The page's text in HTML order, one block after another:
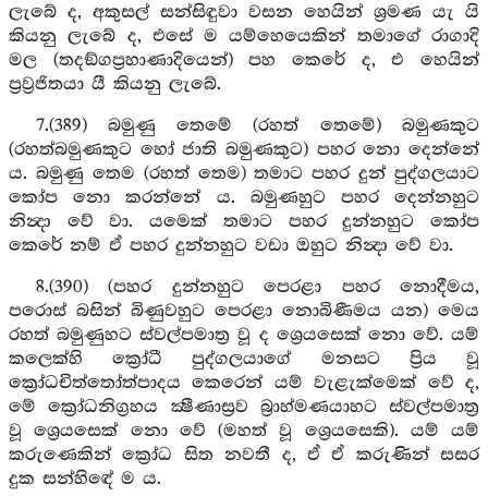
ලැබේ ද, අකුසල් සන්සිඳුවා වසන හෙයින් ශ්‍රමණ යැ යි
කියනු ලැබේ ද, එසේ ම යම්හෙයෙකින් තමාගේ රාගාදි
මල (තදඞ්ගප්‍රහාණාදියෙන්) පහ කෙරේ ද, එ හෙයින්
ප්‍රව්‍රජිතයා යී කියනු ලැබේ.
7.(389) බමුණු තෙමේ (රහත් තෙමේ) බමුණකුට
(රහත්බමුණකුට හෝ ජාති බමුණකුට) පහර නො දෙන්නේ
ය. බමුණු තෙම (රහත් තෙම) තමාට පහර දුන් පුද්ගලයාට
කෝප නො කරන්නේ ය. බමුණහුට පහර දෙන්නහුට
නින්‍දා වේ වා. යමෙක් තමාට පහර දුන්නහුට කෝප
කෙරේ නම් ඒ පහර දුන්නහුට වඩා ඔහුට නින්‍දා වේ වා.
8.(390) (පහර දුන්නහුට පෙරළා පහර නොදීමය,
පරොස් බසින් බිණුවහුට පෙරළා නොබිණීමය යන) මෙය
රහත් බමුණුහට ස්වල්පමාත්‍ර වූ ද ශ්‍රෙයසෙක් නො වේ. යම්
කලෙක්හි ක්‍රෝධී පුද්ගලයාගේ මනසට ප්‍රිය වූ
ක්‍රෝධචිත්තෝත්පාදය කෙරෙන් යම් වැළැක්මෙක් වේ ද,
මේ ක්‍රෝධනිග්‍රහය ක්‍ෂීණාස්‍රව බ්‍රාහ්මණයාහට ස්වල්පමාත්‍ර
වූ ශ්‍රෙයසෙක් නො වේ (මහත් වූ ශ්‍රෙයසෙකි). යම් යම්
කරුණෙකින් ක්‍රෝධ සිත නවතී ද, ඒ ඒ කරුණින් සසර
දුක සන්හිඳේ ම ය.